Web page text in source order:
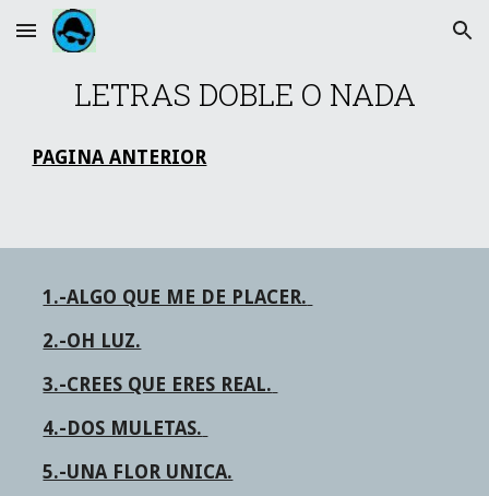
Skip to main content Skip to navigation
LETRAS DOBLE O NADA
PAGINA ANTERIOR
2.-OH LUZ.
5.-UNA FLOR UNICA.